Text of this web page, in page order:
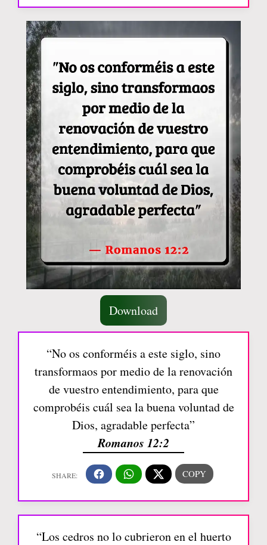
Download
“No os conforméis a este siglo, sino
transformaos por medio de la renovación
de vuestro entendimiento, para que
comprobéis cuál sea la buena voluntad de
Dios, agradable perfecta”
Romanos 12:2
“Los cedros no lo cubrieron en el huerto